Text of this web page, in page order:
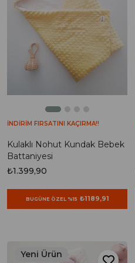
Kulaklı Nohut Kundak Bebek
Battaniyesi
₺1.399,90
BUGÜNE ÖZEL %15 ₺1189,91
İNDİRİM FIRSATINI KAÇIRMA!!
Yeni Ürün